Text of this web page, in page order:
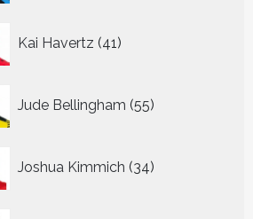
Kai Havertz 41
producten
Jude Bellingham 55
producten
Joshua Kimmich 34
producten